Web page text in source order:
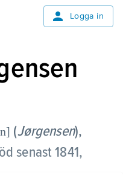
Logga in
(Jørgensen),
senast 1841,